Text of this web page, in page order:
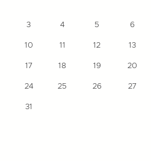
3 4 5 6
10 11 12 13
17 18 19 20
24 25 26 27
31